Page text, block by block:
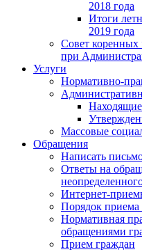
2018 года
Итоги
2019 года
Совет коренных
при
Услуги
Нормативно-
Массовые
Обращения
Написать
Ответы на
Интернет-
Порядок
Нормативная
обращениями
Прием граждан